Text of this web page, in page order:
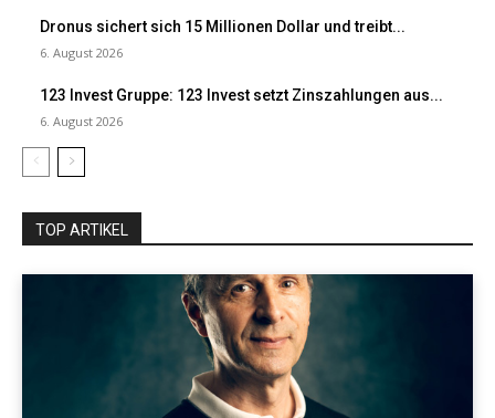
Dronus sichert sich 15 Millionen Dollar und treibt...
6. August 2026
123 Invest Gruppe: 123 Invest setzt Zinszahlungen aus...
6. August 2026
TOP ARTIKEL